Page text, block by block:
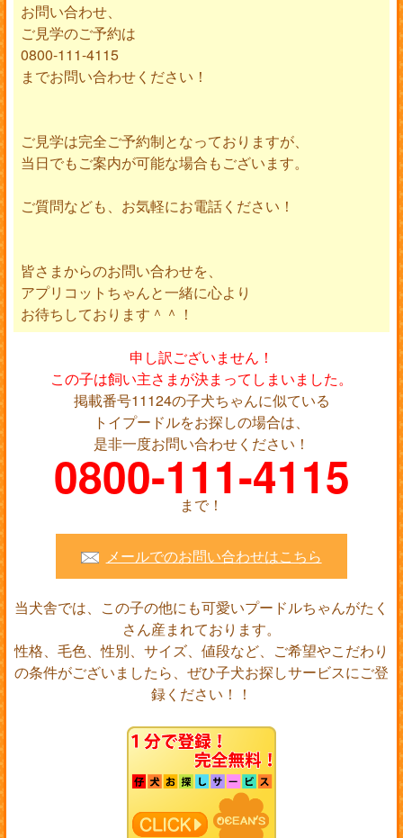
お問い合わせ、
ご見学のご予約は
0800-111-4115
までお問い合わせください！
ご見学は完全ご予約制となっておりますが、
当日でもご案内が可能な場合もございます。
ご質問なども、お気軽にお電話ください！
皆さまからのお問い合わせを、
アプリコットちゃんと一緒に心より
お待ちしております＾＾！
申し訳ございません！
この子は飼い主さまが決まってしまいました。
掲載番号11124の子犬ちゃんに似ている
トイプードルをお探しの場合は、
是非一度お問い合わせください！
0800-111-4115
まで！
メールでのお問い合わせはこちら
当犬舎では、この子の他にも可愛いプードルちゃんがたく
さん産まれております。
性格、毛色、性別、サイズ、値段など、ご希望やこだわり
の条件がございましたら、ぜひ子犬お探しサービスにご登
録ください！！